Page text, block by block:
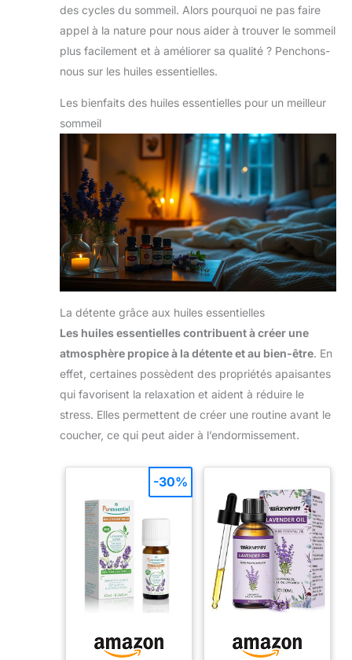
des cycles du sommeil. Alors pourquoi ne pas faire
appel à la nature pour nous aider à trouver le sommeil
plus facilement et à améliorer sa qualité ? Penchons-
nous sur les huiles essentielles.
Les bienfaits des huiles essentielles pour un meilleur
sommeil
La détente grâce aux huiles essentielles
Les huiles essentielles contribuent à créer une
atmosphère propice à la détente et au bien-être. En
effet, certaines possèdent des propriétés apaisantes
qui favorisent la relaxation et aident à réduire le
stress. Elles permettent de créer une routine avant le
coucher, ce qui peut aider à l’endormissement.
-30%